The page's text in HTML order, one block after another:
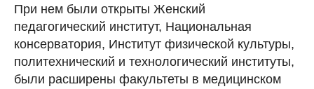
При нем были открыты Женский
педагогический институт, Национальная
консерватория, Институт физической культуры,
политехнический и технологический институты,
были расширены факультеты в медицинском